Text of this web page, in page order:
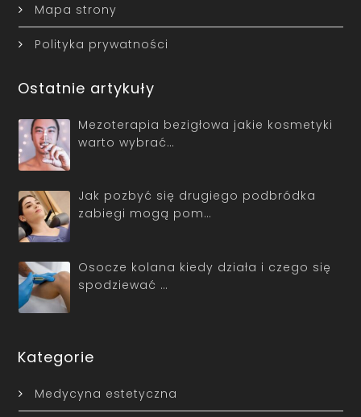
Mapa strony
Polityka prywatności
Ostatnie artykuły
Mezoterapia bezigłowa jakie kosmetyki
warto wybrać…
Jak pozbyć się drugiego podbródka
zabiegi mogą pom…
Osocze kolana kiedy działa i czego się
spodziewać …
Kategorie
Medycyna estetyczna